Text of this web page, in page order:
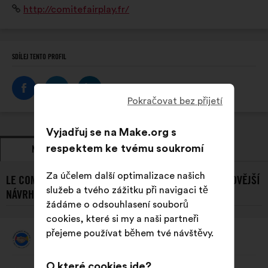
exemplaire en fair-play.
Internetová
http://comitefairplay.fr/
SDÍLEJ TENTO PROFIL
NÁVRHY ZAUJMUTÍ STANOVISKA
LE COMITÉ FRANÇAIS DU FAIR PLAY A JEHO/JEJÍ NEJNOVĚJŠÍ
NÁVRHY:
Návrh: Le Comité Français Du Fair Play
Pokračovat bez přijetí
Vyjadřuj se na Make.org s
respektem ke tvému soukromí
Za účelem další optimalizace našich
služeb a tvého zážitku při navigaci tě
žádáme o odsouhlasení souborů
cookies, které si my a naši partneři
přejeme používat během tvé návštěvy.